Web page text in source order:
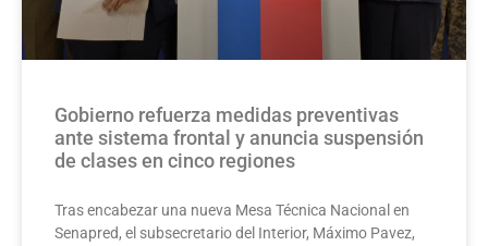
Gobierno refuerza medidas preventivas
ante sistema frontal y anuncia suspensión
de clases en cinco regiones
Tras encabezar una nueva Mesa Técnica Nacional en
Senapred, el subsecretario del Interior, Máximo Pavez,